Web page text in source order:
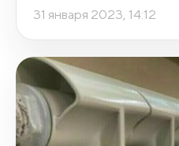
31 января 2023, 14:12